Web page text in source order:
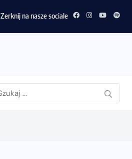
Zerknij na nasze sociale